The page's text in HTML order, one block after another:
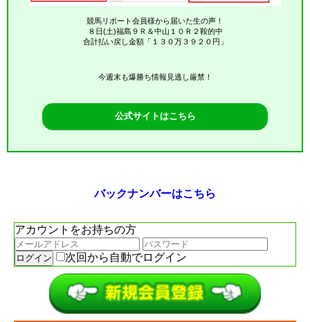
競馬リポート会員様から届いた生の声！
８日(土)福島９Ｒ＆中山１０Ｒ２鞍的中
合計払い戻し金額「１３０万３９２０円」
今週末も爆勝ち情報見逃し厳禁！
公式サイトはこちら
バックナンバーはこちら
アカウントをお持ちの方
次回から自動でログイン